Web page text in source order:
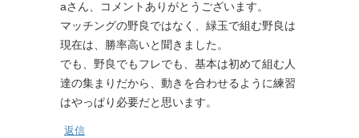
aさん、コメントありがとうございます。
マッチングの野良ではなく、緑玉で組む野良は
現在は、勝率高いと聞きました。
でも、野良でもフレでも、基本は初めて組む人
達の集まりだから、動きを合わせるように練習
はやっぱり必要だと思います。
返信